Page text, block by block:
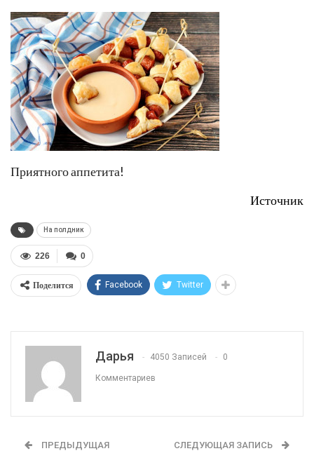
Приятного аппетита!
Источник
На полдник
0
226
Поделится Facebook Twitter
Дарья 4050 Записей 0
Комментариев
ПРЕДЫДУЩАЯ
СЛЕДУЮЩАЯ ЗАПИСЬ